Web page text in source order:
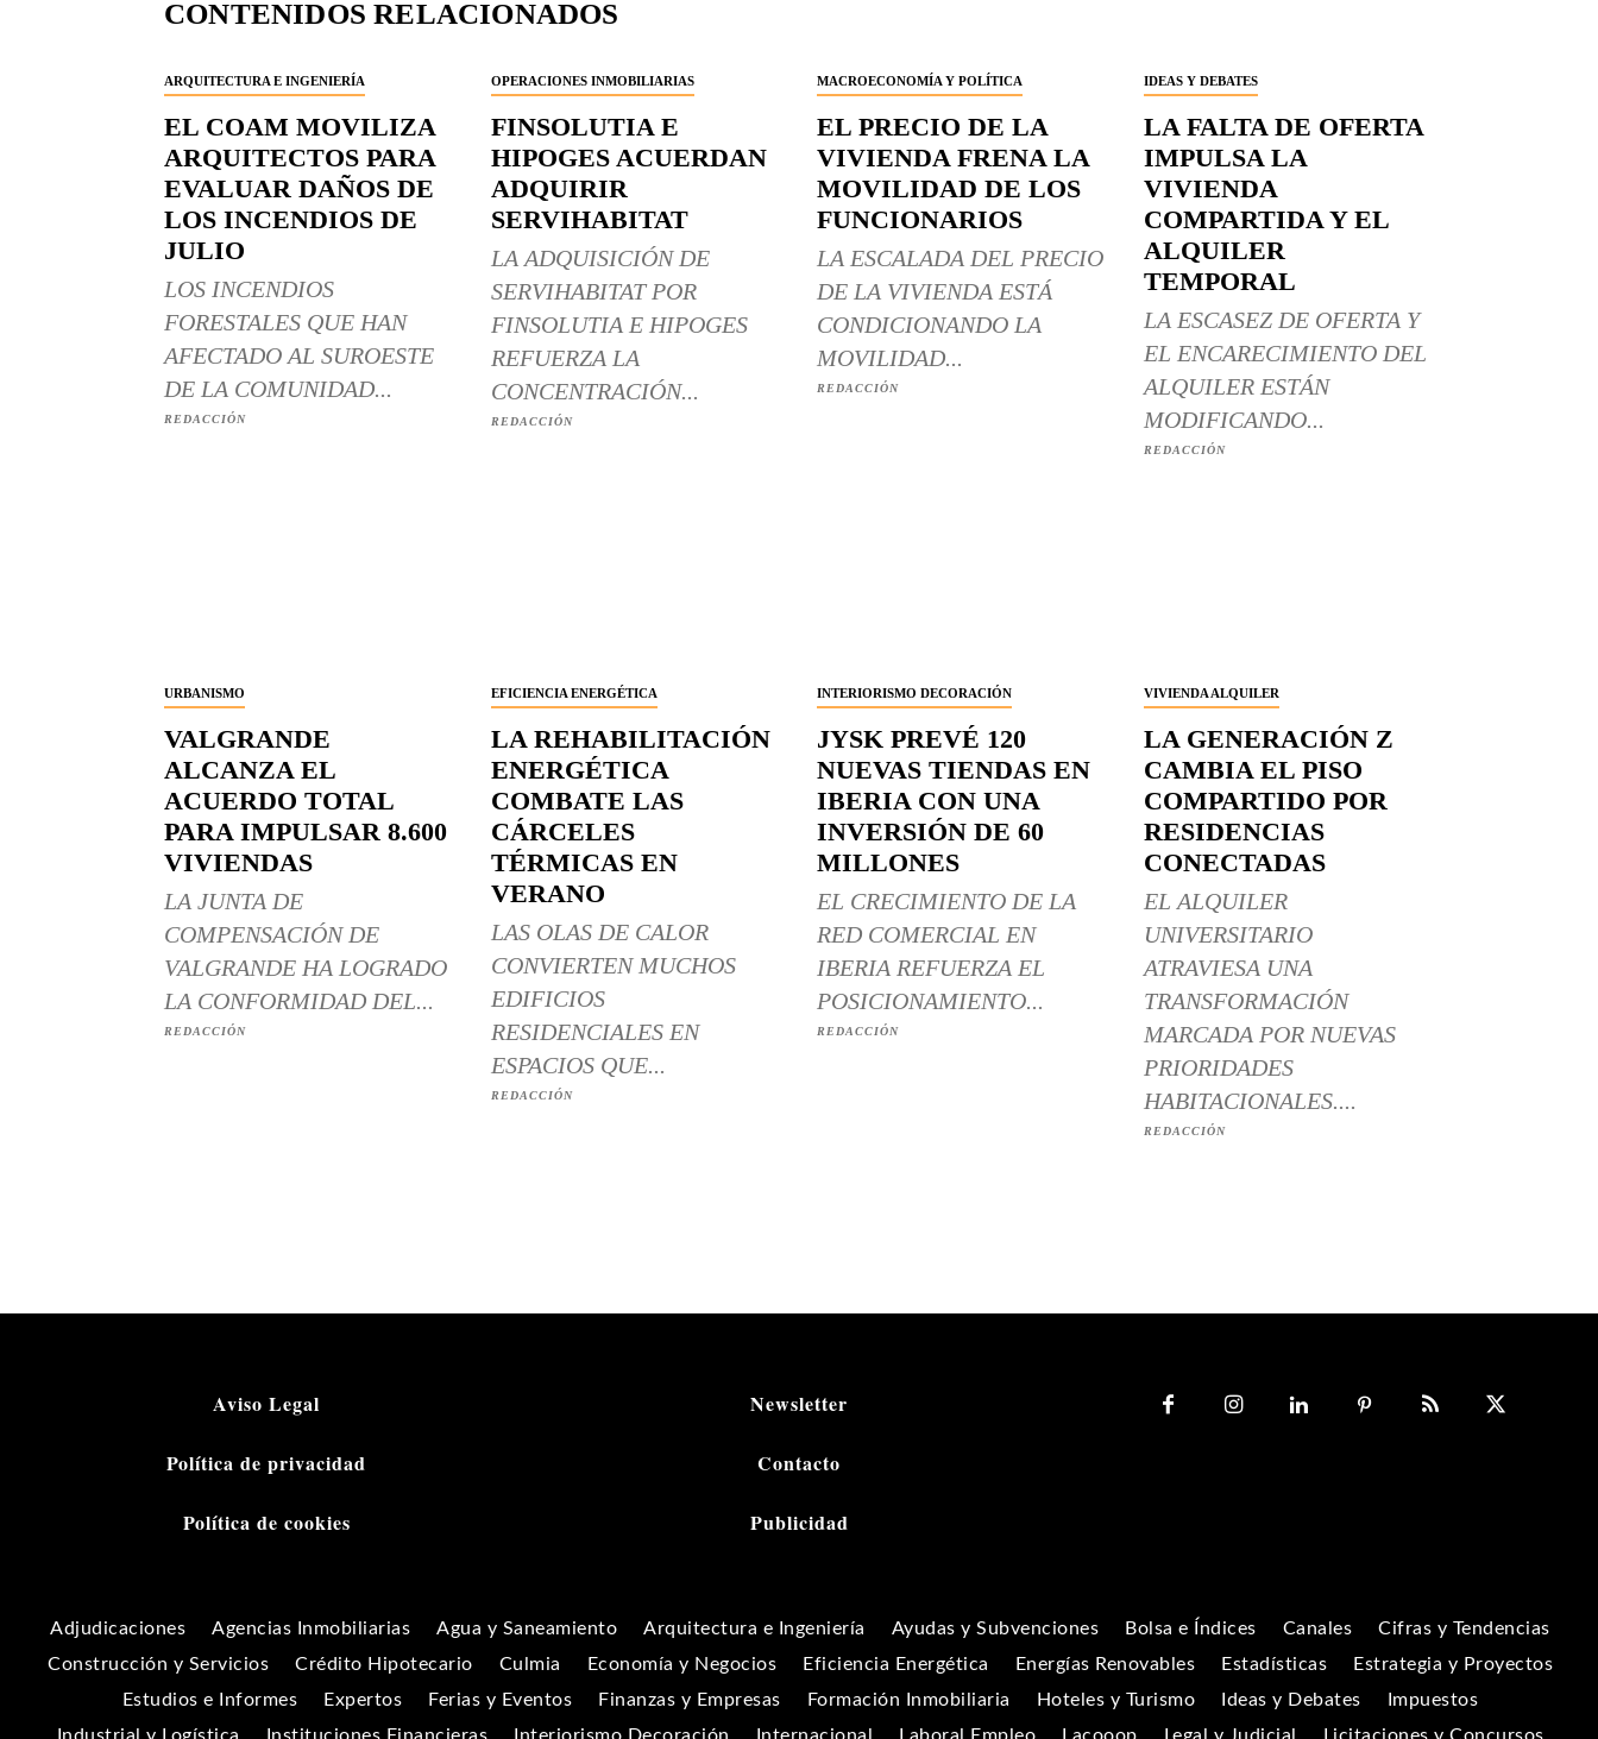
CONTENIDOS RELACIONADOS
ARQUITECTURA E INGENIERÍA
EL COAM MOVILIZA
ARQUITECTOS PARA
EVALUAR DAÑOS DE
LOS INCENDIOS DE
JULIO
LOS INCENDIOS
FORESTALES QUE HAN
AFECTADO AL SUROESTE
DE LA COMUNIDAD...
REDACCIÓN
OPERACIONES INMOBILIARIAS
FINSOLUTIA E
HIPOGES ACUERDAN
ADQUIRIR
SERVIHABITAT
LA ADQUISICIÓN DE
SERVIHABITAT POR
FINSOLUTIA E HIPOGES
REFUERZA LA
CONCENTRACIÓN...
REDACCIÓN
MACROECONOMÍA Y POLÍTICA
EL PRECIO DE LA
VIVIENDA FRENA LA
MOVILIDAD DE LOS
FUNCIONARIOS
LA ESCALADA DEL PRECIO
DE LA VIVIENDA ESTÁ
CONDICIONANDO LA
MOVILIDAD...
REDACCIÓN
IDEAS Y DEBATES
LA FALTA DE OFERTA
IMPULSA LA
VIVIENDA
COMPARTIDA Y EL
ALQUILER
TEMPORAL
LA ESCASEZ DE OFERTA Y
EL ENCARECIMIENTO DEL
ALQUILER ESTÁN
MODIFICANDO...
REDACCIÓN
URBANISMO
VALGRANDE
ALCANZA EL
ACUERDO TOTAL
PARA IMPULSAR 8.600
VIVIENDAS
LA JUNTA DE
COMPENSACIÓN DE
VALGRANDE HA LOGRADO
LA CONFORMIDAD DEL...
REDACCIÓN
EFICIENCIA ENERGÉTICA
LA REHABILITACIÓN
ENERGÉTICA
COMBATE LAS
CÁRCELES
TÉRMICAS EN
VERANO
LAS OLAS DE CALOR
CONVIERTEN MUCHOS
EDIFICIOS
RESIDENCIALES EN
ESPACIOS QUE...
REDACCIÓN
INTERIORISMO DECORACIÓN
JYSK PREVÉ 120
NUEVAS TIENDAS EN
IBERIA CON UNA
INVERSIÓN DE 60
MILLONES
EL CRECIMIENTO DE LA
RED COMERCIAL EN
IBERIA REFUERZA EL
POSICIONAMIENTO...
REDACCIÓN
VIVIENDA ALQUILER
LA GENERACIÓN Z
CAMBIA EL PISO
COMPARTIDO POR
RESIDENCIAS
CONECTADAS
EL ALQUILER
UNIVERSITARIO
ATRAVIESA UNA
TRANSFORMACIÓN
MARCADA POR NUEVAS
PRIORIDADES
HABITACIONALES....
REDACCIÓN
Aviso Legal
Política de privacidad
Política de cookies
Newsletter
Contacto
Publicidad
Adjudicaciones Agencias Inmobiliarias Agua y Saneamiento Arquitectura e Ingeniería Ayudas y Subvenciones Bolsa e Índices Canales
Cifras y Tendencias
Construcción y Servicios
Crédito Hipotecario Culmia Economía y Negocios Eficiencia Energética Energías Renovables Estadísticas
Estrategia y Proyectos
Estudios e Informes
Expertos Ferias y Eventos Finanzas y Empresas Formación Inmobiliaria Hoteles y Turismo Ideas y Debates
Impuestos